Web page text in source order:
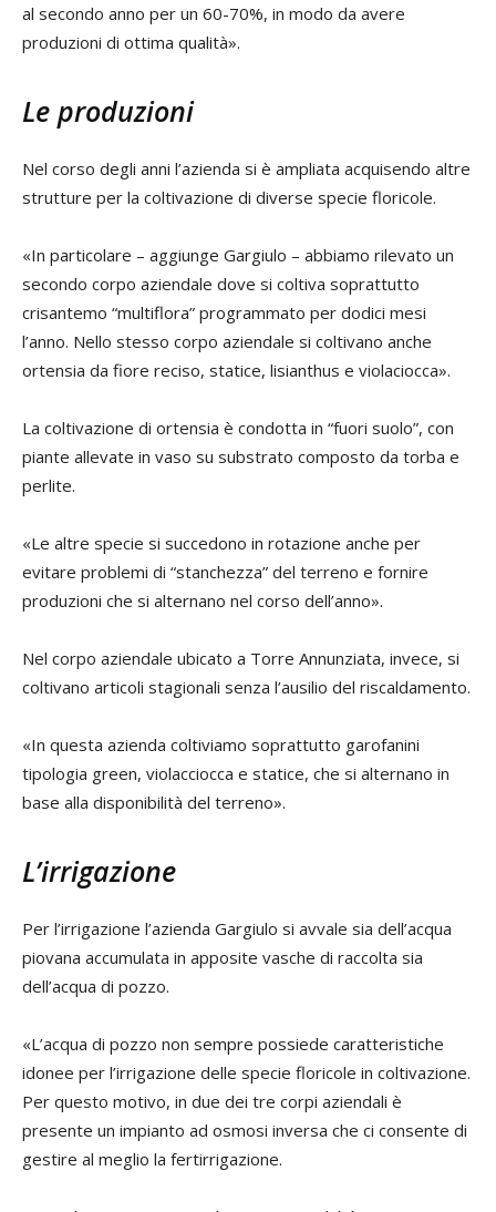
al secondo anno per un 60-70%, in modo da avere
produzioni di ottima qualità».
Le produzioni
Nel corso degli anni l’azienda si è ampliata acquisendo altre
strutture per la coltivazione di diverse specie floricole.
«In particolare – aggiunge Gargiulo – abbiamo rilevato un
secondo corpo aziendale dove si coltiva soprattutto
crisantemo “multiflora” programmato per dodici mesi
l’anno. Nello stesso corpo aziendale si coltivano anche
ortensia da fiore reciso, statice, lisianthus e violaciocca».
La coltivazione di ortensia è condotta in “fuori suolo”, con
piante allevate in vaso su substrato composto da torba e
perlite.
«Le altre specie si succedono in rotazione anche per
evitare problemi di “stanchezza” del terreno e fornire
produzioni che si alternano nel corso dell’anno».
Nel corpo aziendale ubicato a Torre Annunziata, invece, si
coltivano articoli stagionali senza l’ausilio del riscaldamento.
«In questa azienda coltiviamo soprattutto garofanini
tipologia green, violacciocca e statice, che si alternano in
base alla disponibilità del terreno».
L’irrigazione
Per l’irrigazione l’azienda Gargiulo si avvale sia dell’acqua
piovana accumulata in apposite vasche di raccolta sia
dell’acqua di pozzo.
«L’acqua di pozzo non sempre possiede caratteristiche
idonee per l’irrigazione delle specie floricole in coltivazione.
Per questo motivo, in due dei tre corpi aziendali è
presente un impianto ad osmosi inversa che ci consente di
gestire al meglio la fertirrigazione.